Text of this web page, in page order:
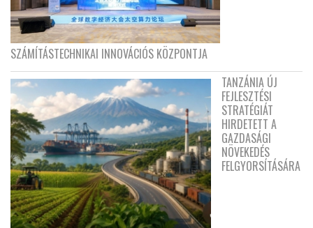
SZÁMÍTÁSTECHNIKAI INNOVÁCIÓS KÖZPONTJA
TANZÁNIA ÚJ
FEJLESZTÉSI
STRATÉGIÁT
HIRDETETT A
GAZDASÁGI
NÖVEKEDÉS
FELGYORSÍTÁSÁRA